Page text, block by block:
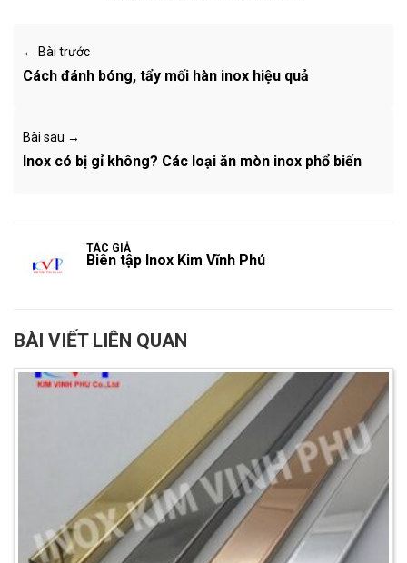
← Bài trước
Cách đánh bóng, tẩy mối hàn inox hiệu quả
Bài sau →
Inox có bị gỉ không? Các loại ăn mòn inox phổ biến
TÁC GIẢ
Biên tập Inox Kim Vĩnh Phú
BÀI VIẾT LIÊN QUAN